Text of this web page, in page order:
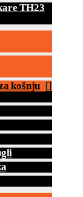
TH23
košnju